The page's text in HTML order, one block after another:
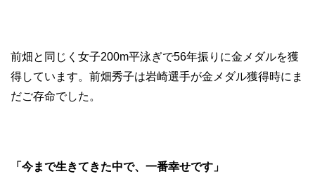
前畑と同じく女子200m平泳ぎで56年振りに金メダルを獲
得しています。前畑秀子は岩崎選手が金メダル獲得時にま
だご存命でした。
「今まで生きてきた中で、一番幸せです」